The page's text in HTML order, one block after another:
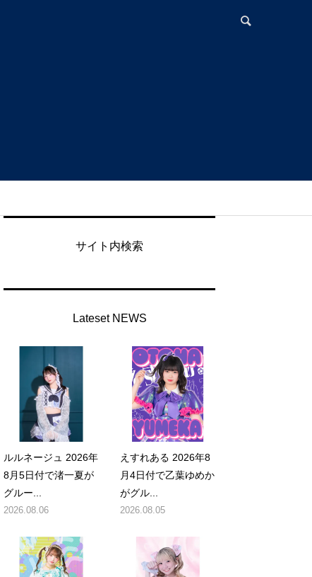
サイト内検索
Lateset NEWS
ルルネージュ 2026年
8月5日付で渚一夏が
グルー...
2026.08.06
えすれある 2026年8
月4日付で乙葉ゆめか
がグル...
2026.08.05